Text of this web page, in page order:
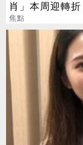
肖」本周迎轉
越旺
焦點